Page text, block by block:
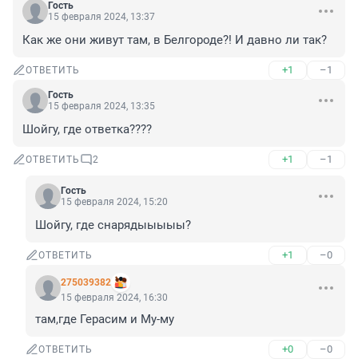
Гость
15 февраля 2024, 13:37
Как же они живут там, в Белгороде?! И давно ли так?
ОТВЕТИТЬ +1 –1
Гость
15 февраля 2024, 13:35
Шойгу, где ответка????
ОТВЕТИТЬ 2 +1 –1
Гость
15 февраля 2024, 15:20
Шойгу, где снарядыыыыы?
ОТВЕТИТЬ +1 –0
275039382
15 февраля 2024, 16:30
там,где Герасим и Му-му
ОТВЕТИТЬ +0 –0